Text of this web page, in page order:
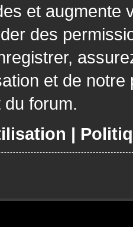
et augmente
des
et de
forum.
|